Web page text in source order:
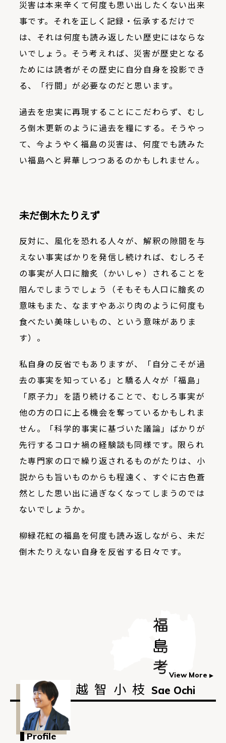
災害は本来辛くて何度も思い出したくない出来
事です。それを正しく記録・伝承するだけで
は、それは何度も読み返したい歴史にはならな
いでしょう。そう考えれば、災害が歴史となる
ためには読者がその歴史に自分自身を投影でき
る、「行間」が必要なのだと思います。
過去を忠実に再現することにこだわらず、むし
ろ倒木更新のように過去を糧にする。そうやっ
て、今ようやく福島の災害は、何度でも読みた
い福島へと昇華しつつあるのかもしれません。
未だ倒木たりえず
反対に、風化を恐れる人々が、解釈の隙間を与
えない事実ばかりを発信し続ければ、むしろそ
の事実が人口に膾炙（かいしゃ）されることを
阻んでしまうでしょう（そもそも人口に膾炙の
意味もまた、なますやあぶり肉のように何度も
食べたい美味しいもの、という意味がありま
す）。
私自身の反省でもありますが、「自分こそが過
去の事実を知っている」と驕る人々が「福島」
「原子力」を語り続けることで、むしろ事実が
他の方の口に上る機会を奪っているかもしれま
せん。「科学的事実に基づいた議論」ばかりが
先行するコロナ禍の経験談も同様です。限られ
た専門家の口で繰り返されるものがたりは、小
説からも旨いものからも程遠く、すぐに古色蒼
然とした思い出に過ぎなくなってしまうのでは
ないでしょうか。
柳緑花紅の福島を何度も読み返しながら、未だ
倒木たりえない自身を反省する日々です。
View More
越智小枝 Sae Ochi
Profile